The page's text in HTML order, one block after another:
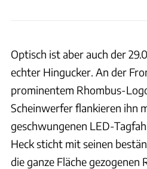
Optisch ist aber auch der
echter Hingucker. An der
prominentem Rhombus-
Scheinwerfer flankieren ihn
geschwungenen LED-
Heck sticht mit seinen
die ganze Fläche gezogenen